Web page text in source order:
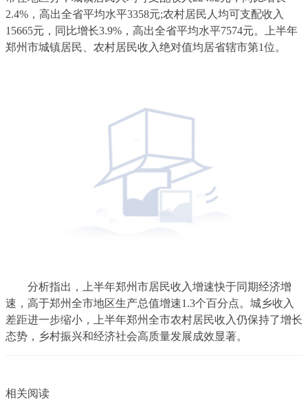
2.4%，高出全省平均水平3358元;农村居民人均可支配收入
15665元，同比增长3.9%，高出全省平均水平7574元。上半年
郑州市城镇居民、农村居民收入绝对值均居省辖市第1位。
分析指出，上半年郑州市居民收入增速快于同期经济增
速，高于郑州全市地区生产总值增速1.3个百分点。城乡收入
差距进一步缩小，上半年郑州全市农村居民收入仍保持了增长
态势，乡村振兴和经济社会高质量发展成效显著。
相关阅读